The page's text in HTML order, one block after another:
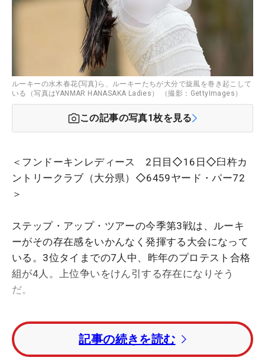
ルーキーの水木春花(写真)ら、ルーキーたちが大分で旋風を巻き起こして
いる（写真はYANMAR HANASAKA Ladies） （撮影：GettyImages）
この記事の写真1枚を見る
＜フンドーキンレディース 2日目◇16日◇臼杵カ
ントリークラブ（大分県）◇6459ヤード・パー72
＞
ステップ・アップ・ツアーの今季第3戦は、ルーキ
ーがその存在感をいかんなく発揮する大会になって
いる。3位タイまでの7人中、昨年のプロテスト合格
組が4人。上位争いをけん引する存在になりそう
だ。
そんななか、トータル5アンダーで単独トップに躍
り出たのが水木春花。大阪府出身の23歳は、6回目
の挑戦でプロテストを突破。そして今季2試合目
記事の続きを読む